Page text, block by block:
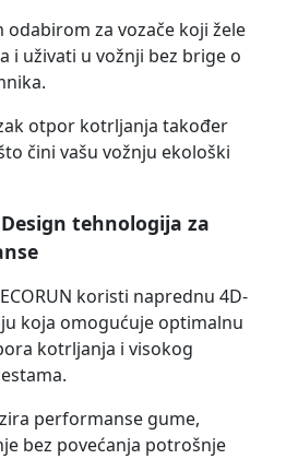
za vozače koji žele
i uživati u vožnji bez brige o
otpor kotrljanja također
čini vašu vožnju ekološki
tehnologija za
ECORUN koristi naprednu 4D-
koja omogućuje optimalnu
kotrljanja i visokog
performanse gume,
bez povećanja potrošnje